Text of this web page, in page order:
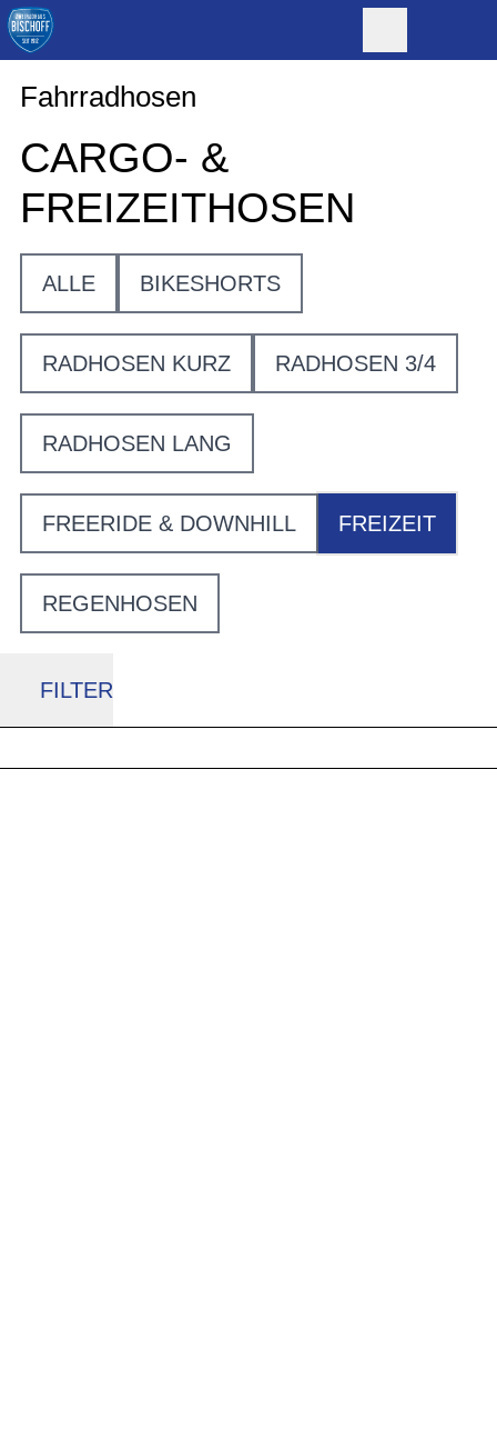
Fahrradhosen
CARGO- &
FREIZEITHOSEN
ALLE BIKESHORTS
RADHOSEN KURZ RADHOSEN 3/4
RADHOSEN LANG
FREERIDE & DOWNHILL FREIZEIT
REGENHOSEN
FILTER